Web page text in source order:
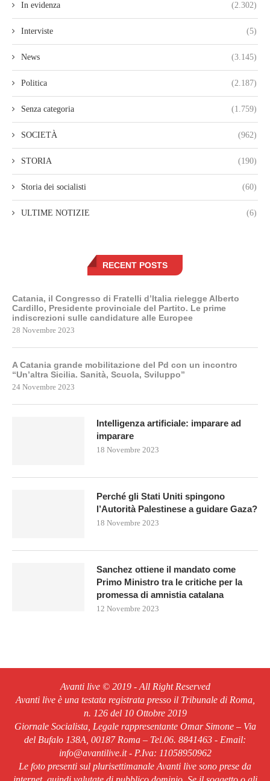
In evidenza (2.302)
Interviste (5)
News (3.145)
Politica (2.187)
Senza categoria (1.759)
SOCIETÀ (962)
STORIA (190)
Storia dei socialisti (60)
ULTIME NOTIZIE (6)
RECENT POSTS
Catania, il Congresso di Fratelli d’Italia rielegge Alberto
Cardillo, Presidente provinciale del Partito. Le prime
indiscrezioni sulle candidature alle Europee
28 Novembre 2023
A Catania grande mobilitazione del Pd con un incontro
“Un’altra Sicilia. Sanità, Scuola, Sviluppo”
24 Novembre 2023
Intelligenza artificiale: imparare ad
imparare
18 Novembre 2023
Perché gli Stati Uniti spingono
l’Autorità Palestinese a guidare Gaza?
18 Novembre 2023
Sanchez ottiene il mandato come
Primo Ministro tra le critiche per la
promessa di amnistia catalana
12 Novembre 2023
Avanti live © 2019 - All Right Reserved
Avanti live è una testata registrata presso il Tribunale di Roma,
n. 126 del 10 Ottobre 2019
Giornale Socialista, Legale rappresentante Omar Simone – Via
del Bufalo 138A, 00187 Roma – Tel.06. 8841463 - Email:
info@avantilive.it - P.Iva: 11058950962
Le foto presenti sul plurisettimanale Avanti live sono prese da